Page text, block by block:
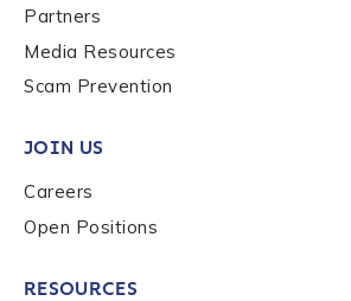
Partners
Media Resources
Scam Prevention
JOIN US
Careers
Open Positions
RESOURCES